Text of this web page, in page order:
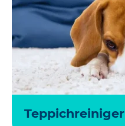
Teppichreiniger